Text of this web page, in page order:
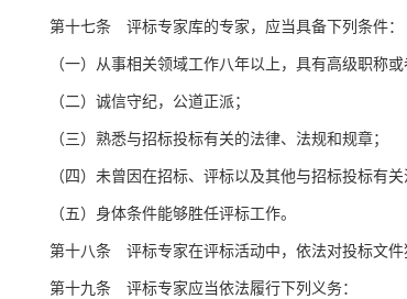
第十七条 评标专家库的专家，应当具备下列条件：
（一）从事相关领域工作八年以上，具有高级职称或
（二）诚信守纪，公道正派；
（三）熟悉与招标投标有关的法律、法规和规章；
（四）未曾因在招标、评标以及其他与招标投标有关
（五）身体条件能够胜任评标工作。
第十八条 评标专家在评标活动中，依法对投标文件
第十九条 评标专家应当依法履行下列义务：